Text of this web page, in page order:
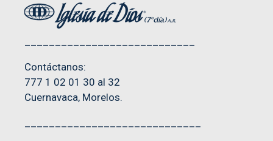
Contáctanos:
777 1 02 01 30 al 32
Cuernavaca, Morelos.